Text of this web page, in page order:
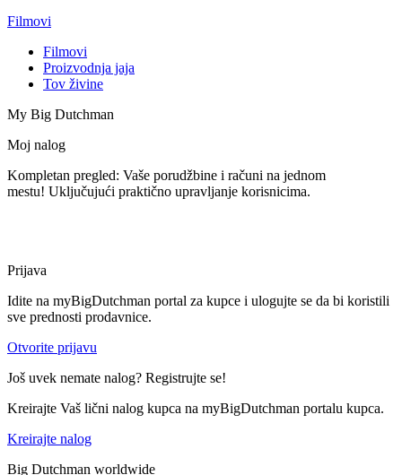
Filmovi
Filmovi
Proizvodnja jaja
Tov živine
My Big Dutchman
Moj nalog
Kompletan pregled: Vaše porudžbine i računi na jednom
mestu! Uključujući praktično upravljanje korisnicima.
Prijava
Idite na myBigDutchman portal za kupce i ulogujte se da bi koristili
sve prednosti prodavnice.
Otvorite prijavu
Još uvek nemate nalog? Registrujte se!
Kreirajte Vaš lični nalog kupca na myBigDutchman portalu kupca.
Kreirajte nalog
Big Dutchman worldwide